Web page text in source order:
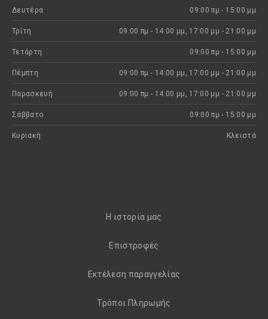
Δευτέρα 09:00 πμ - 15:00 μμ
Τρίτη 09:00 πμ - 14:00 μμ, 17:00 μμ - 21:00 μμ
Τετάρτη 09:00 πμ - 15:00 μμ
Πέμπτη 09:00 πμ - 14:00 μμ, 17:00 μμ - 21:00 μμ
Παρασκευή 09:00 πμ - 14:00 μμ, 17:00 μμ - 21:00 μμ
Σάββατο 09:00 πμ - 15:00 μμ
Κυριακή Kλειστά
H ιστορία μας
Eπιστροφές
Εκτέλεση παραγγελίας
Τρόποι Πληρωμής